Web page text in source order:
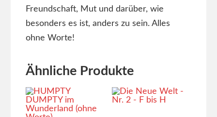
Freundschaft, Mut und darüber, wie
besonders es ist, anders zu sein. Alles
ohne Worte!
Ähnliche Produkte